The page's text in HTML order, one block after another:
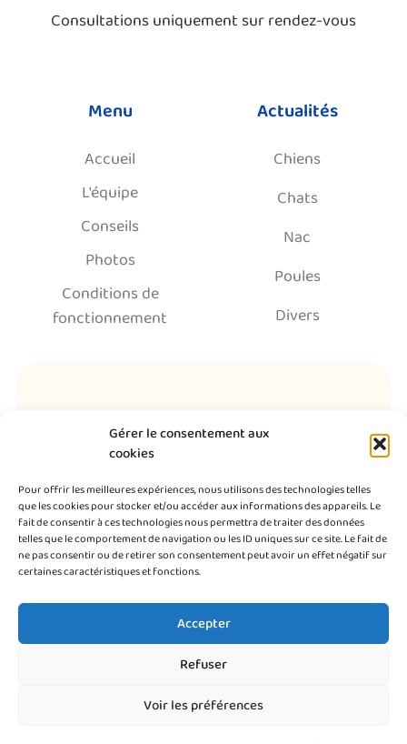
Gérer le consentement aux
cookies
Pour offrir les meilleures expériences, nous utilisons des technologies telles
que les cookies pour stocker et/ou accéder aux informations des appareils. Le
fait de consentir à ces technologies nous permettra de traiter des données
telles que le comportement de navigation ou les ID uniques sur ce site. Le fait de
ne pas consentir ou de retirer son consentement peut avoir un effet négatif sur
certaines caractéristiques et fonctions.
Accepter
Refuser
Voir les préférences
Consultations uniquement sur rendez-vous
Menu
Accueil
L'équipe
Conseils
Photos
Conditions de
fonctionnement
Actualités
Chiens
Chats
Nac
Poules
Divers
Contact
cv.carrere@orange.fr
12 bis route d'Arpajon 91650 Breuillet
Copyright 2026 © NETWORK DATABASE